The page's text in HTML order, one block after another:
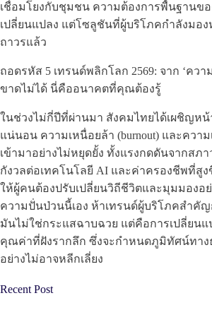
เชื่อมโยงกับชุมชน ความต้องการพื้นฐานข
เปลี่ยนแปลง แต่โซลูชันที่ผู้บริโภคกำลังมอง
ถาวรแล้ว
ถอดรหัส 5 เทรนด์พลิกโลก 2569: จาก ‘ควา
ขาดไม่ได้ นี่คืออนาคตที่คุณต้องรู้
ในช่วงไม่กี่ปีที่ผ่านมา สังคมไทยได้เผชิญห
แน่นอน ความเหนื่อยล้า (burnout) และควา
เข้ามาอย่างไม่หยุดยั้ง ทั้งแรงกดดันจากสภา
กังวลต่อเทคโนโลยี AI และค่าครองชีพที่สู
ให้ผู้คนต้องปรับเปลี่ยนวิถีชีวิตและมุมมองอ
ความปั่นป่วนนี้เอง ห้าเทรนด์ผู้บริโภคสำคั
มันไม่ใช่กระแสฉาบฉวย แต่คือการเปลี่ยนแ
คุณค่าที่ฝังรากลึก ซึ่งจะกำหนดภูมิทัศน์ทาง
อย่างไม่อาจหลีกเลี่ยง
Recent Post